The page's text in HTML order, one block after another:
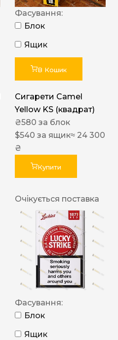
Фасування:
Блок
Ящик
В Кошик
Сигарети Camel
Yellow KS (квадрат)
₴580 за блок
$540 за ящик≈ 24 300
₴
Купити
Очікується поставка
Фасування:
Блок
Ящик